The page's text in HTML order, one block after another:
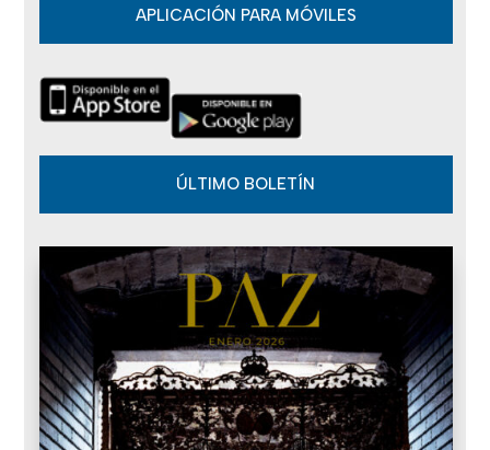
o
APLICACIÓN PARA MÓVILES
ÚLTIMO BOLETÍN